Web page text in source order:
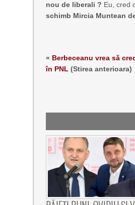
nou de liberali ? Eu, cred
schimb Mircia Muntean
« Berbeceanu vrea să
în PNL (Stirea anterioara)